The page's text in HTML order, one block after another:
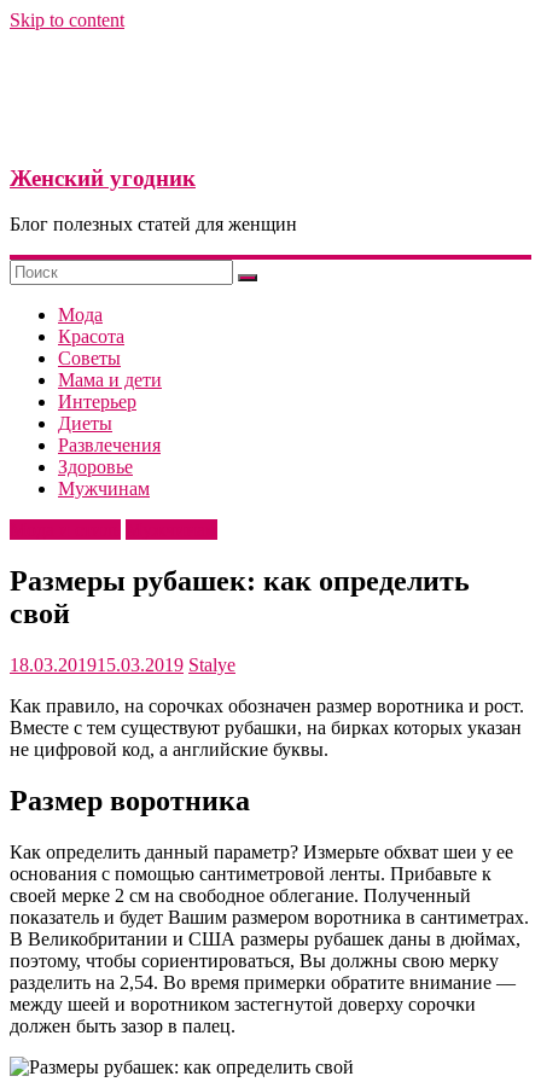
Skip to content
Женский угодник
Блог полезных статей для женщин
Мода
Красота
Советы
Мама и дети
Интерьер
Диеты
Развлечения
Здоровье
Мужчинам
Размеры рубашек: как определить
свой
18.03.201915.03.2019 Stalye
Как правило, на сорочках обозначен размер воротника и рост.
Вместе с тем существуют рубашки, на бирках которых указан
не цифровой код, а английские буквы.
Размер воротника
Как определить данный параметр? Измерьте обхват шеи у ее
основания с помощью сантиметровой ленты. Прибавьте к
своей мерке 2 см на свободное облегание. Полученный
показатель и будет Вашим размером воротника в сантиметрах.
В Великобритании и США размеры рубашек даны в дюймах,
поэтому, чтобы сориентироваться, Вы должны свою мерку
разделить на 2,54. Во время примерки обратите внимание —
между шеей и воротником застегнутой доверху сорочки
должен быть зазор в палец.